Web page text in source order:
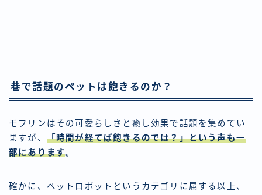
巷で話題のペットは飽きるのか？
モフリンはその可愛らしさと癒し効果で話題を集めてい
ますが、 「時間が経てば飽きるのでは？」という声も一
部にあります。
確かに、ペットロボットというカテゴリに属する以上、